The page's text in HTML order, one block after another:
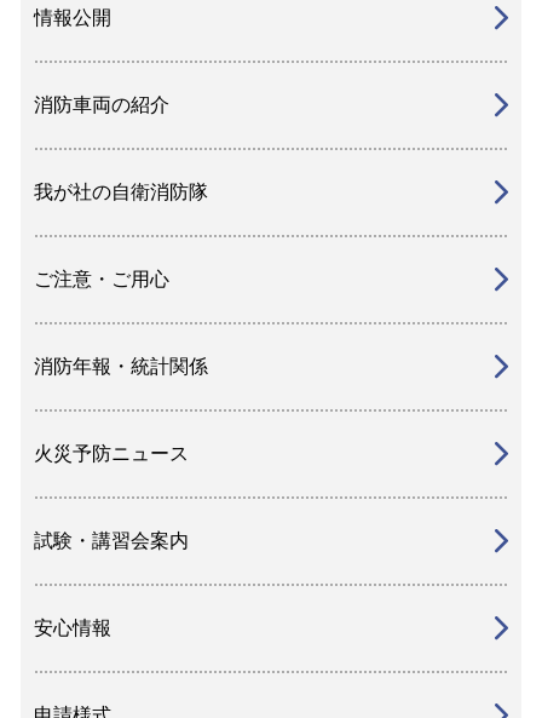
情報公開
消防車両の紹介
我が社の自衛消防隊
ご注意・ご用心
消防年報・統計関係
火災予防ニュース
試験・講習会案内
安心情報